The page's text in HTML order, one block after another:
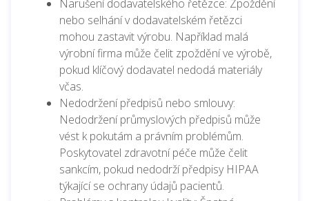
Narušení dodavatelského řetězce: Zpoždění
nebo selhání v dodavatelském řetězci
mohou zastavit výrobu. Například malá
výrobní firma může čelit zpoždění ve výrobě,
pokud klíčový dodavatel nedodá materiály
včas.
Nedodržení předpisů nebo smlouvy:
Nedodržení průmyslových předpisů může
vést k pokutám a právním problémům.
Poskytovatel zdravotní péče může čelit
sankcím, pokud nedodrží předpisy HIPAA
týkající se ochrany údajů pacientů.